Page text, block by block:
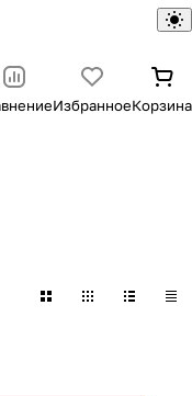
ИзбранноеКорзина